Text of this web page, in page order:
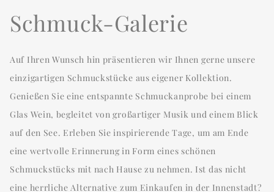
Schmuck-Galerie
Auf Ihren Wunsch hin präsentieren wir Ihnen gerne unsere
einzigartigen Schmuckstücke aus eigener Kollektion.
Genießen Sie eine entspannte Schmuckanprobe bei einem
Glas Wein, begleitet von großartiger Musik und einem Blick
auf den See. Erleben Sie inspirierende Tage, um am Ende
eine wertvolle Erinnerung in Form eines schönen
Schmuckstücks mit nach Hause zu nehmen. Ist das nicht
eine herrliche Alternative zum Einkaufen in der Innenstadt?